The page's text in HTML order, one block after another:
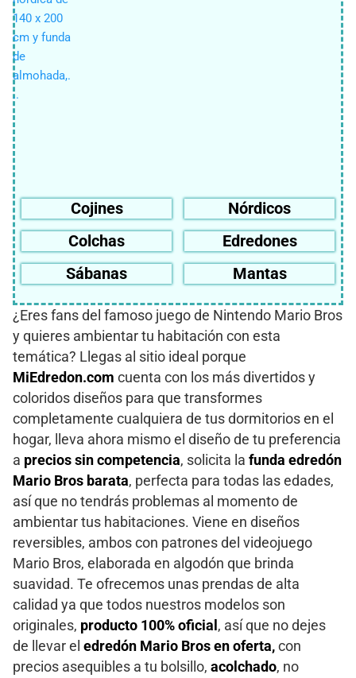
Cojines
Nórdicos
Colchas
Edredones
Sábanas
Mantas
¿Eres fans del famoso juego de Nintendo Mario Bros
y quieres ambientar tu habitación con esta
temática? Llegas al sitio ideal porque
MiEdredon.com cuenta con los más divertidos y
coloridos diseños para que transformes
completamente cualquiera de tus dormitorios en el
hogar, lleva ahora mismo el diseño de tu preferencia
a precios sin competencia, solicita la funda edredón
Mario Bros barata, perfecta para todas las edades,
así que no tendrás problemas al momento de
ambientar tus habitaciones. Viene en diseños
reversibles, ambos con patrones del videojuego
Mario Bros, elaborada en algodón que brinda
suavidad. Te ofrecemos unas prendas de alta
calidad ya que todos nuestros modelos son
originales, producto 100% oficial , así que no dejes
de llevar el edredón Mario Bros en oferta, con
precios asequibles a tu bolsillo, acolchado, no